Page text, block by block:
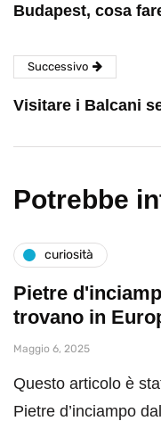
Budapest, cosa
Successivo
Visitare i Balcani
Potrebbe
curiosità
Pietre
trovano in
Maggio 6, 2025
Questo articolo è
Pietre d’inciampo